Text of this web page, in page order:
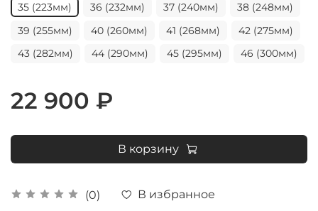
(0) В избранное
35 (223мм) 36 (232мм) 37 (240мм)
38 (248мм)
39 (255мм)
40 (260мм) 41 (268мм)
42 (275мм)
43 (282мм)
44 (290мм) 45 (295мм) 46 (300мм)
22 900 ₽
В корзину